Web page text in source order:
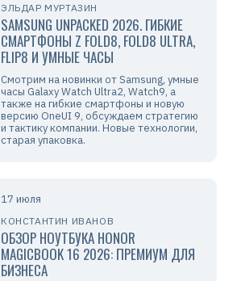
ЭЛЬДАР МУРТАЗИН
SAMSUNG UNPACKED 2026. ГИБКИЕ
СМАРТФОНЫ Z FOLD8, FOLD8 ULTRA,
FLIP8 И УМНЫЕ ЧАСЫ
Смотрим на новинки от Samsung, умные
часы Galaxy Watch Ultra2, Watch9, а
также на гибкие смартфоны и новую
версию OneUI 9, обсуждаем стратегию
и тактику компании. Новые технологии,
старая упаковка.
17 июля
КОНСТАНТИН ИВАНОВ
ОБЗОР НОУТБУКА HONOR
MAGICBOOK 16 2026: ПРЕМИУМ ДЛЯ
БИЗНЕСА